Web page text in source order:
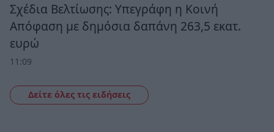
Σχέδια Βελτίωσης: Υπεγράφη η Κοινή
Απόφαση με δημόσια δαπάνη 263,5 εκατ.
ευρώ
11:09
Δείτε όλες τις ειδήσεις